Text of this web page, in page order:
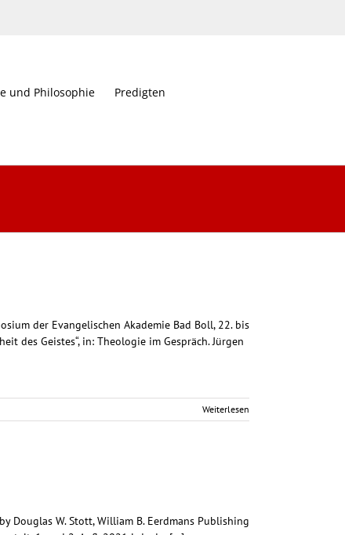
und Philosophie Predigten
der Evangelischen Akademie Bad Boll, 22. bis
des Geistes“, in: Theologie im Gespräch. Jürgen
Weiterlesen
Douglas W. Stott, William B. Eerdmans Publishing